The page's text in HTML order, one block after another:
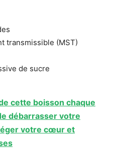
transmissible (MST)
de sucre
cette boisson chaque
débarrasser votre
votre cœur et